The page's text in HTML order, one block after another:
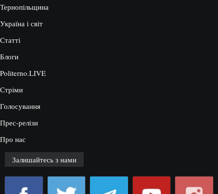
Тернопільщина
Україна і світ
Статті
Блоги
Politerno.LIVE
Стріми
Голосування
Прес-релізи
Про нас
Залишайтесь з нами